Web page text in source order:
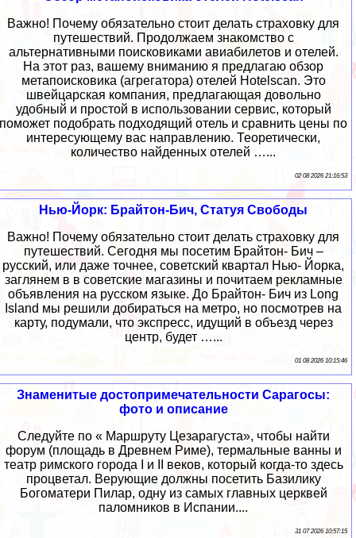
Важно! Почему обязательно стоит делать страховку для
путешествий. Продолжаем знакомство с
альтернативными поисковиками авиабилетов и отелей.
На этот раз, вашему вниманию я предлагаю обзор
метапоисковика (агрегатора) отелей Hotelscan. Это
швейцарская компания, предлагающая довольно
удобный и простой в использовании сервис, который
поможет подобрать подходящий отель и сравнить цены по
интересующему вас направлению. Теоретически,
количество найденных отелей …...
02 08 2026 21:16:53
Нью-Йорк: Брайтон-Бич, Статуя Свободы
Важно! Почему обязательно стоит делать страховку для
путешествий. Сегодня мы посетим Брайтон- Бич –
русский, или даже точнее, советский квартал Нью- Йорка,
заглянем в в советские магазины и почитаем рекламные
объявления на русском языке. До Брайтон- Бич из Long
Island мы решили добираться на метро, но посмотрев на
карту, подумали, что экспресс, идущий в объезд через
центр, будет …...
01 08 2026 10:15:46
Знаменитые достопримечательности Сарагосы:
фото и описание
Следуйте по « Маршруту Цезарагуста», чтобы найти
форум (площадь в Древнем Риме), термальные ванны и
театр римского города I и II веков, который когда-то здесь
процветал. Верующие должны посетить Базилику
Богоматери Пилар, одну из самых главных церквей
паломников в Испании....
31 07 2026 10:57:15